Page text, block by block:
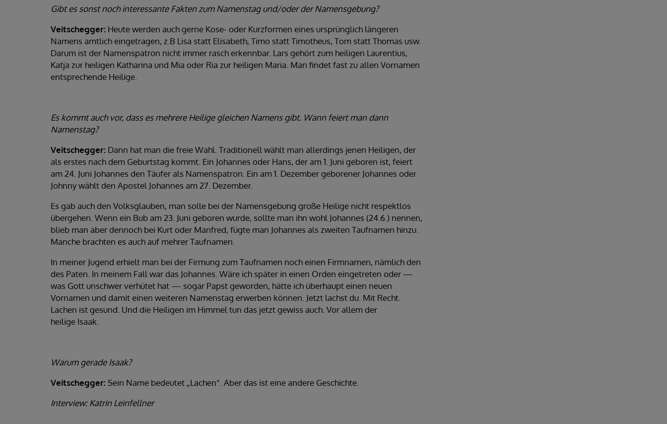
Gibt es sonst noch interessante Fakten zum Namenstag und/oder der Namensgebung?
Veitschegger: Heute werden auch gerne Kose- oder Kurzformen eines ursprünglich längeren
Namens amtlich eingetragen, z.B Lisa statt Elisabeth, Timo statt Timotheus, Tom statt Thomas usw.
Darum ist der Namenspatron nicht immer rasch erkennbar. Lars gehört zum heiligen Laurentius,
Katja zur heiligen Katharina und Mia oder Ria zur heiligen Maria. Man findet fast zu allen Vornamen
entsprechende Heilige.
Es kommt auch vor, dass es mehrere Heilige gleichen Namens gibt. Wann feiert man dann
Namenstag?
Veitschegger: Dann hat man die freie Wahl. Traditionell wählt man allerdings jenen Heiligen, der
als erstes nach dem Geburtstag kommt. Ein Johannes oder Hans, der am 1. Juni geboren ist, feiert
am 24. Juni Johannes den Täufer als Namenspatron. Ein am 1. Dezember geborener Johannes oder
Johnny wählt den Apostel Johannes am 27. Dezember.
Es gab auch den Volksglauben, man solle bei der Namensgebung große Heilige nicht respektlos
übergehen. Wenn ein Bub am 23. Juni geboren wurde, sollte man ihn wohl Johannes (24.6.) nennen,
blieb man aber dennoch bei Kurt oder Manfred, fügte man Johannes als zweiten Taufnamen hinzu.
Manche brachten es auch auf mehrer Taufnamen.
In meiner Jugend erhielt man bei der Firmung zum Taufnamen noch einen Firmnamen, nämlich den
des Paten. In meinem Fall war das Johannes. Wäre ich später in einen Orden eingetreten oder —
was Gott unschwer verhütet hat — sogar Papst geworden, hätte ich überhaupt einen neuen
Vornamen und damit einen weiteren Namenstag erwerben können. Jetzt lachst du. Mit Recht.
Lachen ist gesund. Und die Heiligen im Himmel tun das jetzt gewiss auch. Vor allem der
heilige Isaak.
Warum gerade Isaak?
Veitschegger: Sein Name bedeutet „Lachen“. Aber das ist eine andere Geschichte.
Interview: Katrin Leinfellner